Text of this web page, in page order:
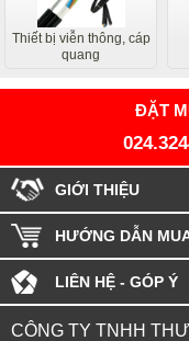
Thiết bị viễn thông, cáp
quang
ĐẶT
GIỚI THIỆU
HƯỚNG DẪN
LIÊN HỆ - GÓP Ý
CÔNG TY TNHH